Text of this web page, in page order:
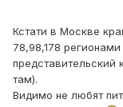
Кстати в Москве
78,98,178
представительский
там).
Видимо не любят